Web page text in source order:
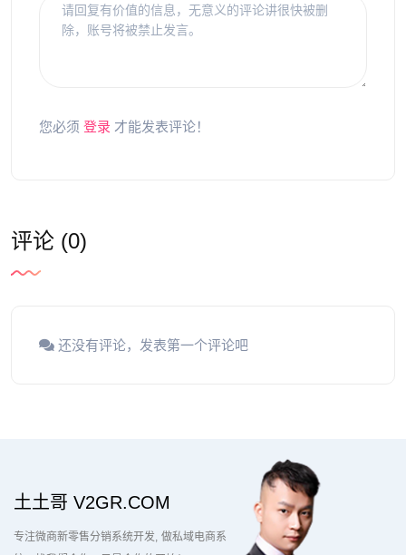
您必须 登录 才能发表评论！
评论 (0)
还没有评论，发表第一个评论吧
土土哥 V2GR.COM
专注微商新零售分销系统开发 做私域电商系